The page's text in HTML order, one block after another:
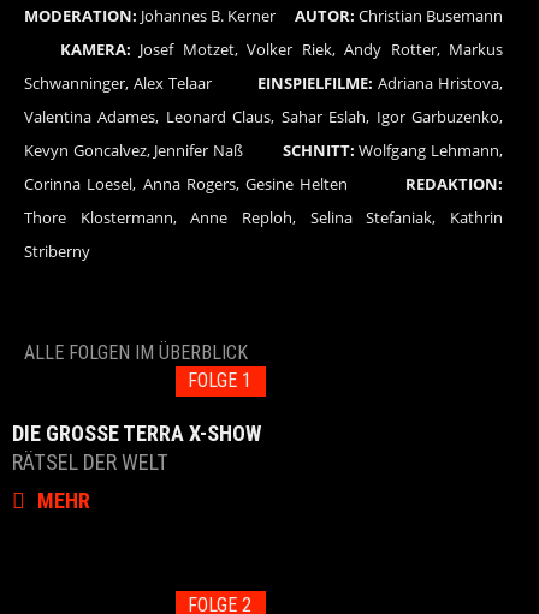
MODERATION: Johannes B. Kerner AUTOR: Christian Busemann
KAMERA: Josef Motzet, Volker Riek, Andy Rotter, Markus
Schwanninger, Alex Telaar EINSPIELFILME: Adriana Hristova,
Valentina Adames, Leonard Claus, Sahar Eslah, Igor Garbuzenko,
Kevyn Goncalvez, Jennifer Naß SCHNITT: Wolfgang Lehmann,
Corinna Loesel, Anna Rogers, Gesine Helten REDAKTION:
Thore Klostermann, Anne Reploh, Selina Stefaniak, Kathrin
Striberny
ALLE FOLGEN IM ÜBERBLICK
FOLGE 1
DIE GROSSE TERRA X-SHOW
RÄTSEL DER WELT
MEHR
FOLGE 2